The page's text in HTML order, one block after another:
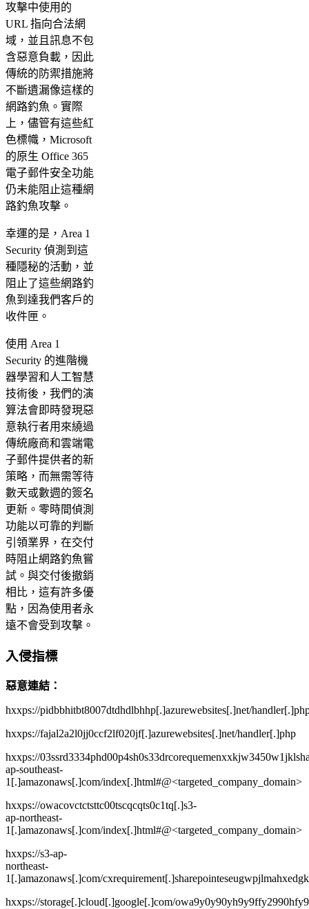
攻擊中使用的
URL 指向合法網
域，並且訊息不包
含惡意負載，因此
傳統的防禦措施將
不斷遺漏像這樣的
網路釣魚。實際
上，儘管有這些紅
色標幟，Microsoft
的原生 Office 365
電子郵件安全功能
仍未能阻止這種網
路釣魚攻擊。
幸運的是，Area 1
Security 偵測到這
種隱秘的活動，並
阻止了這些網路釣
魚到達我們客戶的
收件匣。
使用 Area 1
Security 的進階機
器學習和人工智慧
技術後，我們的演
算法會即時發現惡
意執行者用來繞過
傳統廠商和雲端電
子郵件提供者的新
策略，而無需等待
數天或數週的簽名
更新。零時間偵測
功能以可靠的判斷
引領業界，在交付
時阻止網路釣魚嘗
試。與交付後撤銷
相比，這有許多優
點，因為使用者永
遠不會受到攻擊。
入侵指標
惡意連結：
hxxps://pidbbhitbt8007dtdhdlbhhp[.]azurewebsites[.]net/
hxxps://fajal2a2l0jj0ccf2lf020jf[.]azurewebsites[.]net/handler[.]php
hxxps://
ap-southeast-
1[.]amazonaws[.]com/index[.]html#@<targeted_company_domain>
hxxps://owacovctctsttc00tscqcqts0c1tq[.]s3-
ap-northeast-
1[.]amazonaws[.]com/index[.]html#@<targeted_company_domain>
hxxps://s3-ap-
northeast-
1[.]amazonaws[.]com/
hxxps://storage[.]cloud[.]google[.]com/